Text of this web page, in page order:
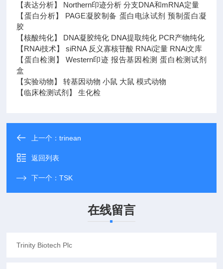
【表达分析】 Northern印迹分析 分支DNA和mRNA定量
【蛋白分析】 PAGE凝胶制备 蛋白电泳试剂 预制蛋白凝
胶
【核酸纯化】 DNA凝胶纯化 DNA提取纯化 PCR产物纯化
【RNAi技术】 siRNA 反义寡核苷酸 RNAi定量 RNAi文库
【蛋白检测】 Western印迹 报告基因检测 蛋白检测试剂
盒
【实验动物】 转基因动物 小鼠 大鼠 模式动物
【临床检测试剂】 生化检
上一个：trinean
返回列表
下一个：TSK
在线留言